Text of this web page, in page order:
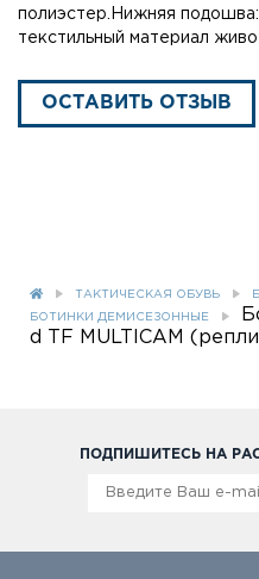
полиэстер.Нижняя
текстильный материал
ОСТАВИТЬ ОТЗЫВ
ТАКТИЧЕСКАЯ ОБУВЬ
БОТИНКИ ДЕМИСЕЗОННЫЕ
d TF MULTICAM
ПОДПИШИТЕСЬ НА